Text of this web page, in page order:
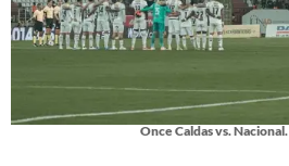
Once Caldas vs. Nacional.